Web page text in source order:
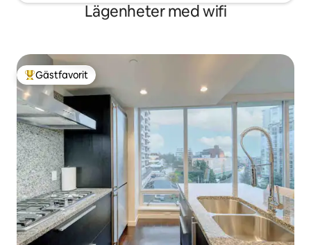
Lägenheter med wifi
Populär gästfavorit
Gästfavorit